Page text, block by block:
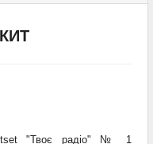
"Твоє радіо" № 1